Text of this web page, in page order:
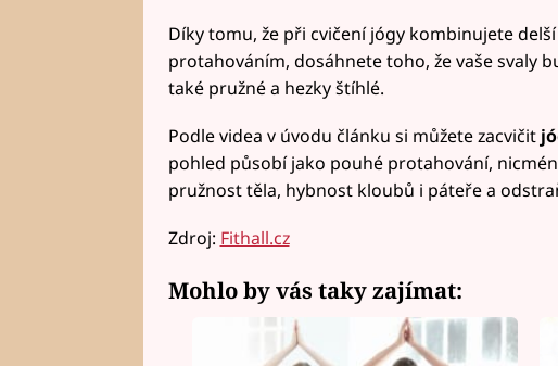
Díky tomu, že při cvičení jógy kombinujete
protahováním, dosáhnete toho, že vaše svaly
také pružné a hezky štíhlé.
Podle videa v úvodu článku si můžete zacvičit
pohled působí jako pouhé protahování,
pružnost těla, hybnost kloubů i páteře a
Zdroj: Fithall.cz
Mohlo by vás taky zajímat: